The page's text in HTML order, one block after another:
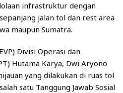
infrastruktur dengan
jalan tol dan rest area
maupun Sumatra.
Divisi Operasi dan
Hutama Karya, Dwi Aryono
yang dilakukan di ruas tol
satu Tanggung Jawab Sosial